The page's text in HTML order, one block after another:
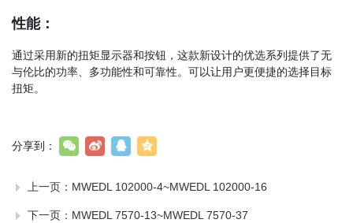
性能：
通过采用新的扭矩显示器和按钮，这款新设计的优选系列提供了无
与伦比的功率、多功能性和可靠性。可以让用户更便捷的选择目标
扭矩。
上一页： MWEDL 102000-4~MWEDL 102000-16
下一页： MWEDL 7570-13~MWEDL 7570-37
分享到：